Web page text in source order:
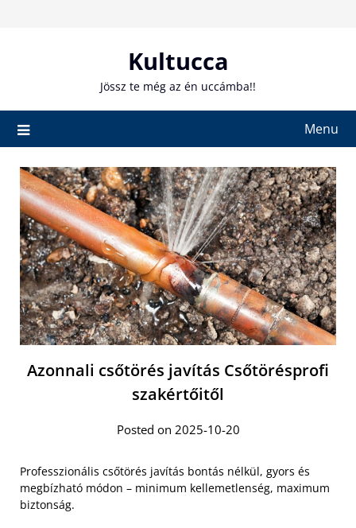
Kultucca
Jössz te még az én uccámba!!
Menu
Azonnali csőtörés javítás Csőtörésprofi
szakértőitől
Posted on 2025-10-20
Professzionális csőtörés javítás bontás nélkül, gyors és
megbízható módon – minimum kellemetlenség, maximum
biztonság.